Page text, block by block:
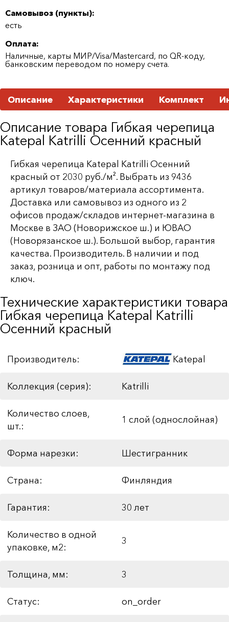
Самовывоз (пункты):
есть
Оплата:
Наличные, карты МИР/Visa/Mastercard, по QR-коду,
банковским переводом по номеру счета.
Описание Характеристики Комплект
Описание товара Гибкая черепица
Katepal Katrilli Осенний красный
Гибкая черепица Katepal Katrilli Осенний
красный от 2030 руб./м². Выбрать из 9436
артикул товаров/материала ассортимента.
Доставка или самовывоз из одного из 2
офисов продаж/складов интернет-магазина в
Москве в ЗАО (Новорижское ш.) и ЮВАО
(Новорязанское ш.). Большой выбор, гарантия
качества. Производитель. В наличии и под
заказ, розница и опт, работы по монтажу под
ключ.
Технические характеристики товара
Гибкая черепица Katepal Katrilli
Осенний красный
Производитель: Katepal
Коллекция (серия): Katrilli
Количество слоев,
шт.:
1 слой (однослойная)
Форма нарезки: Шестигранник
Страна: Финляндия
Гарантия: 30 лет
Количество в одной
упаковке, м2:
3
Толщина, мм: 3
Статус: on_order